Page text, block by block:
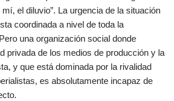
el diluvio”. La urgencia de la situación
coordinada a nivel de toda la
una organización social donde
privada de los medios de producción y la
y que está dominada por la rivalidad
es absolutamente incapaz de